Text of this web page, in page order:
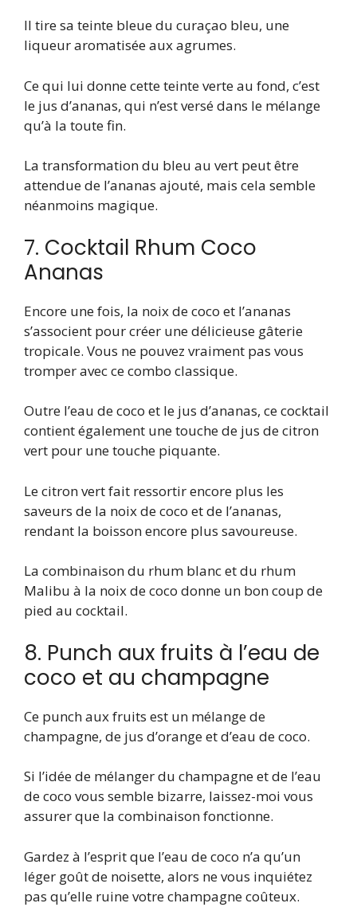
Il tire sa teinte bleue du curaçao bleu, une
liqueur aromatisée aux agrumes.
Ce qui lui donne cette teinte verte au fond, c’est
le jus d’ananas, qui n’est versé dans le mélange
qu’à la toute fin.
La transformation du bleu au vert peut être
attendue de l’ananas ajouté, mais cela semble
néanmoins magique.
7. Cocktail Rhum Coco
Ananas
Encore une fois, la noix de coco et l’ananas
s’associent pour créer une délicieuse gâterie
tropicale. Vous ne pouvez vraiment pas vous
tromper avec ce combo classique.
Outre l’eau de coco et le jus d’ananas, ce cocktail
contient également une touche de jus de citron
vert pour une touche piquante.
Le citron vert fait ressortir encore plus les
saveurs de la noix de coco et de l’ananas,
rendant la boisson encore plus savoureuse.
La combinaison du rhum blanc et du rhum
Malibu à la noix de coco donne un bon coup de
pied au cocktail.
8. Punch aux fruits à l’eau de
coco et au champagne
Ce punch aux fruits est un mélange de
champagne, de jus d’orange et d’eau de coco.
Si l’idée de mélanger du champagne et de l’eau
de coco vous semble bizarre, laissez-moi vous
assurer que la combinaison fonctionne.
Gardez à l’esprit que l’eau de coco n’a qu’un
léger goût de noisette, alors ne vous inquiétez
pas qu’elle ruine votre champagne coûteux.